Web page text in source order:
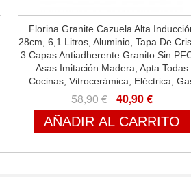
Florina Granite Cazuela Alta
28cm, 6,1 Litros, Aluminio, Tapa De
3 Capas Antiadherente Granito Sin
Asas Imitación Madera, Apta Todas
Cocinas, Vitrocerámica, Eléctrica,
58,90 € 40,90 €
AÑADIR AL CARRITO